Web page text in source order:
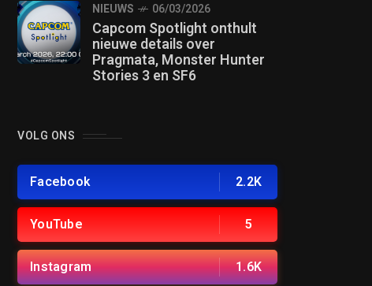
NIEUWS 06/03/2026
Capcom Spotlight onthult
nieuwe details over
Pragmata, Monster Hunter
Stories 3 en SF6
VOLG ONS
Facebook 2.2K
YouTube 5
Instagram 1.6K